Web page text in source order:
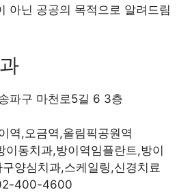
아닌 공공의 목적으로 알려드림
파구 마천로5길 6 3층
역,오금역,올림픽공원역
이동치과,방이역임플란트,방이
양심치과,스케일링,신경치료
400-4600